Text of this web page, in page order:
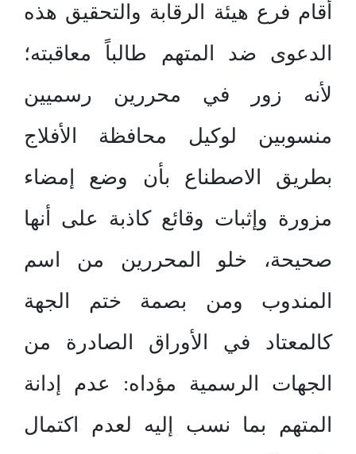
أقام فرع هيئة الرقابة والتحقيق هذه
الدعوى ضد المتهم طالباً معاقبته؛
لأنه زور في محررين رسميين
منسوبين لوكيل محافظة الأفلاج
بطريق الاصطناع بأن وضع إمضاء
مزورة وإثبات وقائع كاذبة على أنها
صحيحة، خلو المحررين من اسم
المندوب ومن بصمة ختم الجهة
كالمعتاد في الأوراق الصادرة من
الجهات الرسمية مؤداه: عدم إدانة
المتهم بما نسب إليه لعدم اكتمال